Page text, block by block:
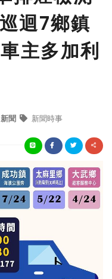
迴7鄉鎮
主多加利
新聞 新聞時事